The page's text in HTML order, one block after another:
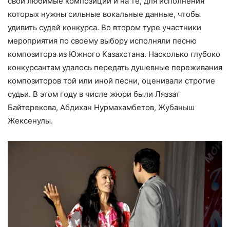
которых нужны сильные вокальные данные, чтобы
удивить судей конкурса. Во втором туре участники
мероприятия по своему выбору исполняли песню
композитора из Южного Казахстана. Насколько глубоко
конкурсантам удалось передать душевные переживания
композиторов той или иной песни, оценивали строгие
судьи. В этом году в числе жюри были Ляззат
Байтерекова, Абдихан Нурмахамбетов, Жубаныш
Жексенулы.